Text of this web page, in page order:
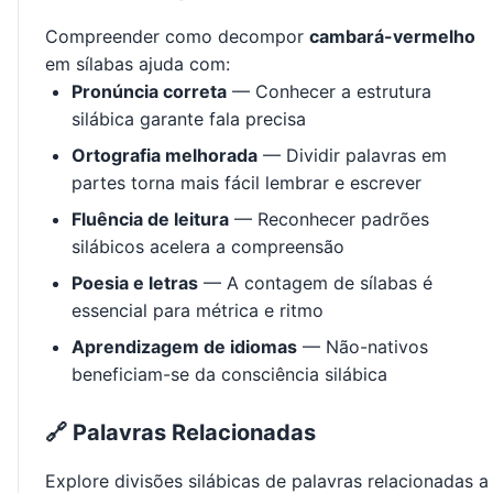
Compreender como decompor cambará-vermelho
em sílabas ajuda com:
Pronúncia correta — Conhecer a estrutura
silábica garante fala precisa
Ortografia melhorada — Dividir palavras em
partes torna mais fácil lembrar e escrever
Fluência de leitura — Reconhecer padrões
silábicos acelera a compreensão
Poesia e letras — A contagem de sílabas é
essencial para métrica e ritmo
Aprendizagem de idiomas — Não-nativos
beneficiam-se da consciência silábica
🔗 Palavras Relacionadas
Explore divisões silábicas de palavras relacionadas a